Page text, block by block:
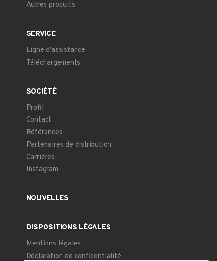
Autres produits
SERVICE
Ligne d’assistance
Téléchargements
SOCIÉTÉ
Profil
Contact
Références
Partenaires de distribution
Carrières
Instagram
NOUVELLES
DISPOSITIONS LÉGALES
Mentions légales
Déclaration de confidentialité